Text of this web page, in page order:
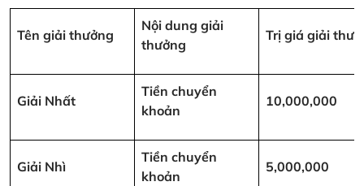
Tên giải thưởng
Nội dung giải
thưởng
Trị giá giải
Giải Nhất
Tiền chuyển
khoản
10,000,000
Giải Nhì
Tiền chuyển
khoản
5,000,000